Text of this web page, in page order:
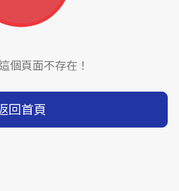
個頁面不存在！
回首頁